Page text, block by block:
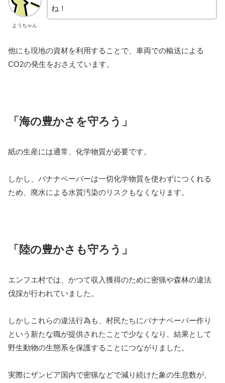
ようちゃん
ね！
他にも現地の資材を利用することで、車両での輸送による
CO2の発生をおさえています。
「海の豊かさを守ろう」
紙の生産には通常、化学物質が必要です。
しかし、バナナペーパーは一切化学物質を使わずにつくれる
ため、廃水による水質汚染のリスクもなくなります。
「陸の豊かさも守ろう」
エンフエ村では、かつて収入獲得のために密猟や森林の違法
伐採が行われていました。
しかしこれらの違法行為も、村民たちにバナナペーパー作り
という新たな職が提供されたことで少なくなり、結果として
野生動物の生態系を保護することにつながりました。
実際にザンビア国内で密猟などで減り続けた象の生息数が、